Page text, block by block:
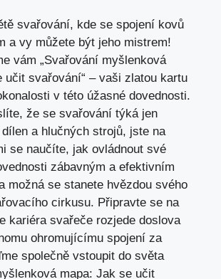
svařování, kde se spojení kovů
a vy ​můžete⁢ být ⁤jeho mistrem!
vám⁣ „Svařování myšlenková
učit svařování“ – vaši ​zlatou kartu
v této úžasné dovednosti.
že ⁣se svařování týká jen
a hlučných strojů, jste⁣ na⁣
se naučíte, ⁤jak‍ ovládnout své
zábavným a efektivním
možná se stanete​ hvězdou⁢ svého
cirkusu. Připravte ⁢se na
kariéra svařeče ⁢rozjede doslova
ohromujícímu ⁣spojení za
společně vstoupit⁤ do světa
mapa:‌ Jak se učit